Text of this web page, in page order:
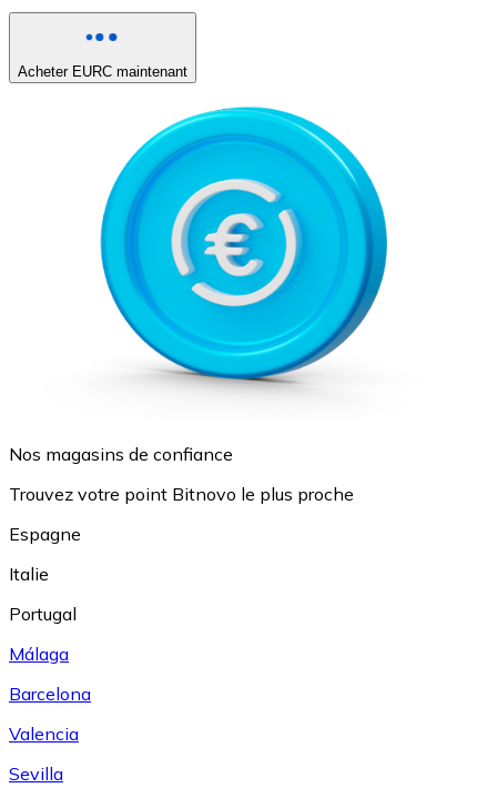
Acheter EURC maintenant
Nos magasins de confiance
Trouvez votre point Bitnovo le plus proche
Espagne
Italie
Portugal
Málaga
Barcelona
Valencia
Sevilla